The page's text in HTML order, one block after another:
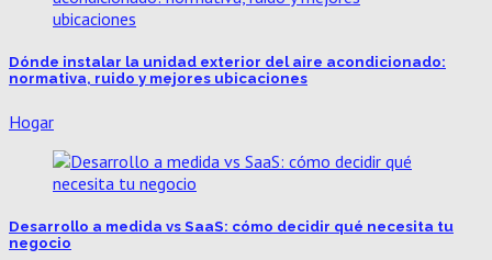
Dónde instalar la unidad exterior del aire acondicionado:
normativa, ruido y mejores ubicaciones
Hogar
Desarrollo a medida vs SaaS: cómo decidir qué necesita tu
negocio